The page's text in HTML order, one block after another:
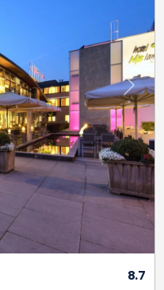
Next
8.7